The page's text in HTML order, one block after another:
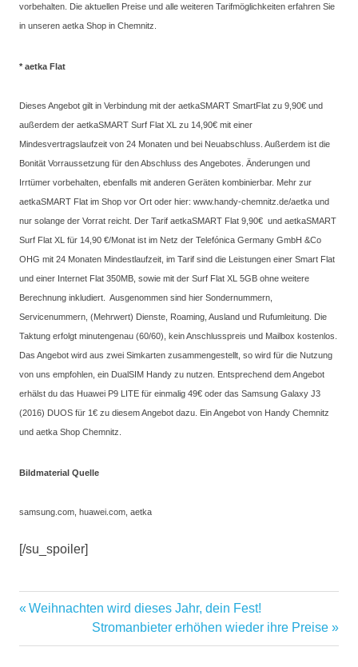
vorbehalten. Die aktuellen Preise und alle weiteren Tarifmöglichkeiten erfahren Sie
in unseren aetka Shop in Chemnitz.
* aetka Flat
Dieses Angebot gilt in Verbindung mit der aetkaSMART SmartFlat zu 9,90€ und
außerdem der aetkaSMART Surf Flat XL zu 14,90€ mit einer
Mindesvertragslaufzeit von 24 Monaten und bei Neuabschluss. Außerdem ist die
Bonität Vorraussetzung für den Abschluss des Angebotes. Änderungen und
Irrtümer vorbehalten, ebenfalls mit anderen Geräten kombinierbar. Mehr zur
aetkaSMART Flat im Shop vor Ort oder hier: www.handy-chemnitz.de/aetka und
nur solange der Vorrat reicht. Der Tarif aetkaSMART Flat 9,90€ und aetkaSMART
Surf Flat XL für 14,90 €/Monat ist im Netz der Telefónica Germany GmbH &Co
OHG mit 24 Monaten Mindestlaufzeit, im Tarif sind die Leistungen einer Smart Flat
und einer Internet Flat 350MB, sowie mit der Surf Flat XL 5GB ohne weitere
Berechnung inkludiert. Ausgenommen sind hier Sondernummern,
Servicenummern, (Mehrwert) Dienste, Roaming, Ausland und Rufumleitung. Die
Taktung erfolgt minutengenau (60/60), kein Anschlusspreis und Mailbox kostenlos.
Das Angebot wird aus zwei Simkarten zusammengestellt, so wird für die Nutzung
von uns empfohlen, ein DualSIM Handy zu nutzen. Entsprechend dem Angebot
erhälst du das Huawei P9 LITE für einmalig 49€ oder das Samsung Galaxy J3
(2016) DUOS für 1€ zu diesem Angebot dazu. Ein Angebot von Handy Chemnitz
und aetka Shop Chemnitz.
Bildmaterial Quelle
samsung.com, huawei.com, aetka
[/su_spoiler]
aktion
Samsung
Beitragsnavigation
Vorheriger
Weihnachten wird dieses Jahr, dein Fest!
Nächster
Beitrag:
Stromanbieter erhöhen wieder ihre Preise